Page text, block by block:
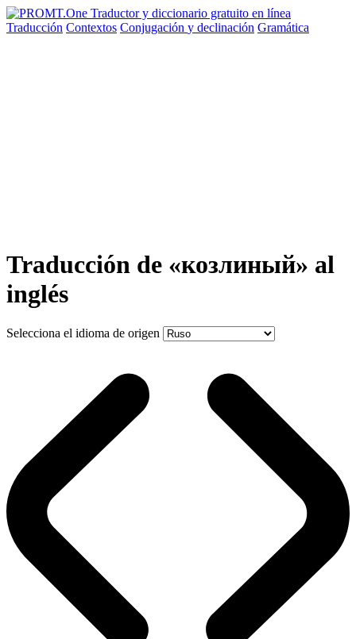
Traducción Contextos Conjugación y declinación Gramática
Traducción de «козлиный» al
inglés
Selecciona el idioma de origen